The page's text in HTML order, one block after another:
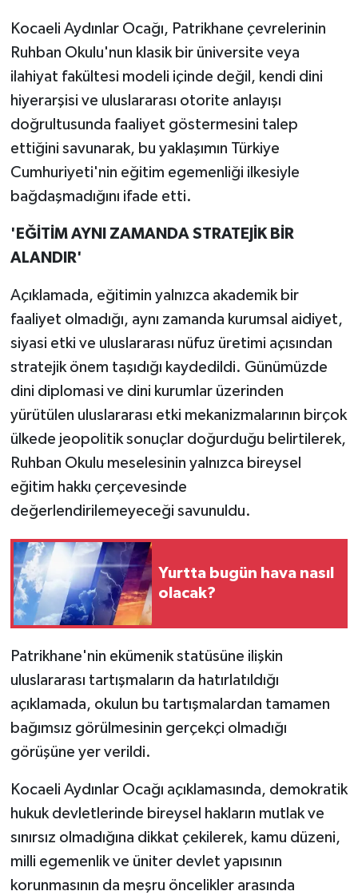
Kocaeli Aydınlar Ocağı, Patrikhane çevrelerinin
Ruhban Okulu'nun klasik bir üniversite veya
ilahiyat fakültesi modeli içinde değil, kendi dini
hiyerarşisi ve uluslararası otorite anlayışı
doğrultusunda faaliyet göstermesini talep
ettiğini savunarak, bu yaklaşımın Türkiye
Cumhuriyeti'nin eğitim egemenliği ilkesiyle
bağdaşmadığını ifade etti.
'EĞİTİM AYNI ZAMANDA STRATEJİK BİR
ALANDIR'
Açıklamada, eğitimin yalnızca akademik bir
faaliyet olmadığı, aynı zamanda kurumsal aidiyet,
siyasi etki ve uluslararası nüfuz üretimi açısından
stratejik önem taşıdığı kaydedildi. Günümüzde
dini diplomasi ve dini kurumlar üzerinden
yürütülen uluslararası etki mekanizmalarının birçok
ülkede jeopolitik sonuçlar doğurduğu belirtilerek,
Ruhban Okulu meselesinin yalnızca bireysel
eğitim hakkı çerçevesinde
değerlendirilemeyeceği savunuldu.
Yurtta bugün hava nasıl
olacak?
Patrikhane'nin ekümenik statüsüne ilişkin
uluslararası tartışmaların da hatırlatıldığı
açıklamada, okulun bu tartışmalardan tamamen
bağımsız görülmesinin gerçekçi olmadığı
görüşüne yer verildi.
Kocaeli Aydınlar Ocağı açıklamasında, demokratik
hukuk devletlerinde bireysel hakların mutlak ve
sınırsız olmadığına dikkat çekilerek, kamu düzeni,
milli egemenlik ve üniter devlet yapısının
korunmasının da meşru öncelikler arasında